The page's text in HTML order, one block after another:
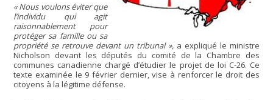
« Nous voulons éviter que
l’individu qui agit
raisonnablement pour
protéger sa famille ou sa
propriété se retrouve devant un tribunal »,a expliqué le ministre
Nicholson devant les députés du comité de la Chambre des
communes canadienne chargé d’étudier le projet de loi C-26. Ce
texte examinée le 9 février dernier, vise à renforcer le droit des
citoyens à la légitime défense.